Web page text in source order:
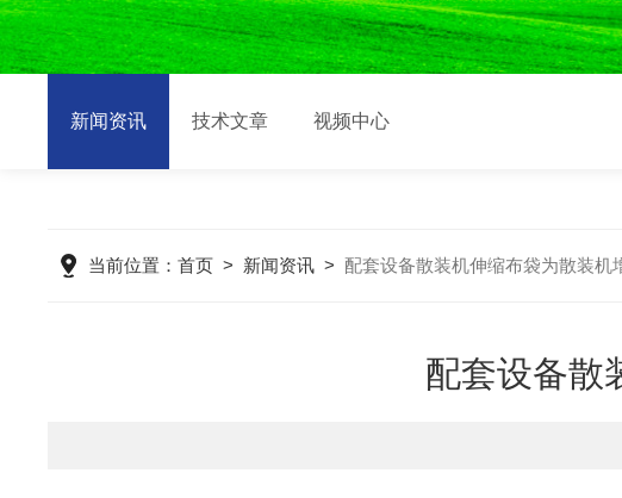
新闻资讯 技术文章 视频中心
当前位置：首页 > 新闻资讯 >配套设备散装机伸缩布袋为散装机
配套设备散